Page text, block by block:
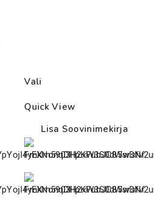
Vali
Quick View
Lisa Soovinimekirja